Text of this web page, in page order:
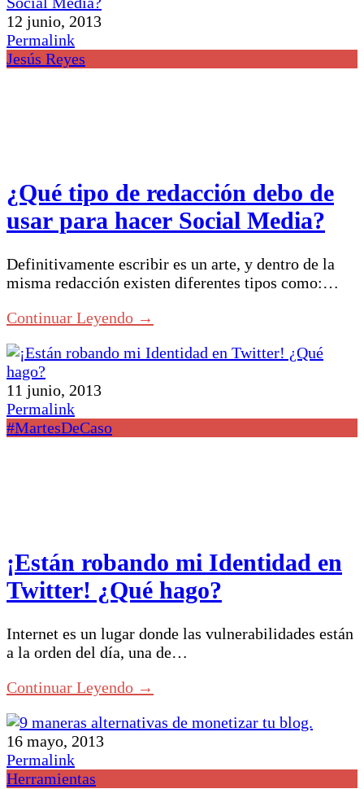
12 junio, 2013
Permalink
Jesús Reyes
¿Qué tipo de redacción debo de
usar para hacer Social Media?
Definitivamente escribir es un arte, y dentro de la
misma redacción existen diferentes tipos como:…
Continuar Leyendo →
11 junio, 2013
Permalink
#MartesDeCaso
¡Están robando mi Identidad en
Twitter! ¿Qué hago?
Internet es un lugar donde las vulnerabilidades están
a la orden del día, una de…
Continuar Leyendo →
16 mayo, 2013
Permalink
Herramientas